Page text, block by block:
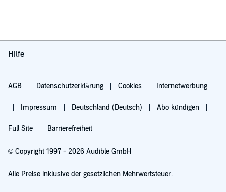
Hilfe
AGB Datenschutzerklärung Cookies Internetwerbung
Impressum Deutschland (Deutsch) Abo kündigen
Full Site Barrierefreiheit
© Copyright 1997 - 2026 Audible GmbH
Alle Preise inklusive der gesetzlichen Mehrwertsteuer.